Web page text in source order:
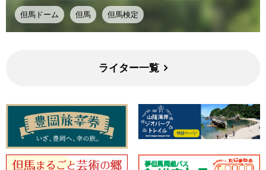
但馬ドーム 但馬 但馬検定
ライター一覧